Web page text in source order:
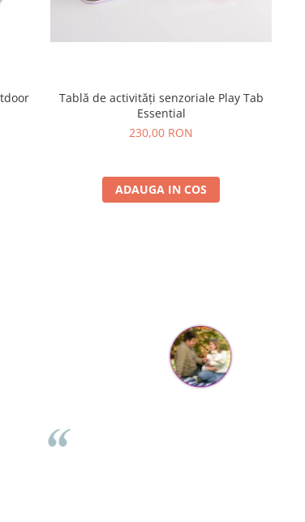
Tablă de activități senzoriale Play Tab
Essential
230,00 RON
ADAUGA IN COS